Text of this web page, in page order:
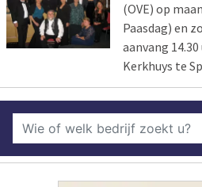
(OVE) op
Paasdag) en
aanvang
Kerkhuys te